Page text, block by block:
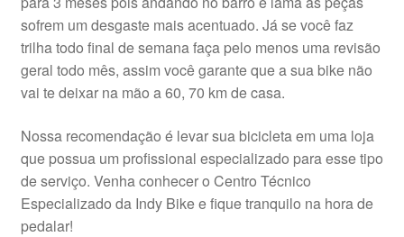
sofrem um desgaste mais acentuado. Já se você faz
trilha todo final de semana faça pelo menos uma revisão
geral todo mês, assim você garante que a sua bike não
vai te deixar na mão a 60, 70 km de casa.
Nossa recomendação é levar sua bicicleta em uma loja
que possua um profissional especializado para esse tipo
de serviço. Venha conhecer o Centro Técnico
Especializado da Indy Bike e fique tranquilo na hora de
pedalar!